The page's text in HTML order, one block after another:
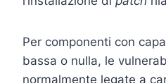
Per componenti con
bassa o nulla, le
normalmente legate a